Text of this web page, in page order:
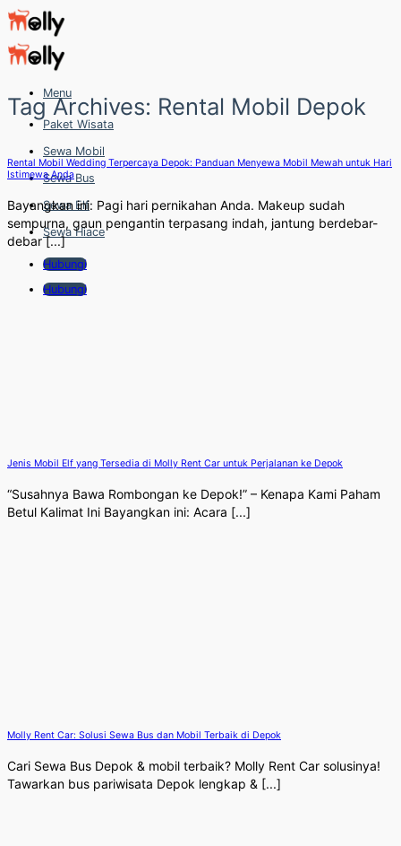
Skip
to
content
Menu
Paket Wisata
Sewa Mobil
Sewa Bus
Sewa Elf
Sewa Hiace
Hubungi
Hubungi
Tag Archives: Rental Mobil Depok
Rental Mobil Wedding Terpercaya Depok: Panduan Menyewa Mobil Mewah untuk Hari
Istimewa Anda
Bayangkan ini: Pagi hari pernikahan Anda. Makeup sudah
sempurna, gaun pengantin terpasang indah, jantung berdebar-
debar [...]
Jenis Mobil Elf yang Tersedia di Molly Rent Car untuk Perjalanan ke Depok
“Susahnya Bawa Rombongan ke Depok!” – Kenapa Kami Paham
Betul Kalimat Ini Bayangkan ini: Acara [...]
Molly Rent Car: Solusi Sewa Bus dan Mobil Terbaik di Depok
Cari Sewa Bus Depok & mobil terbaik? Molly Rent Car solusinya!
Tawarkan bus pariwisata Depok lengkap & [...]